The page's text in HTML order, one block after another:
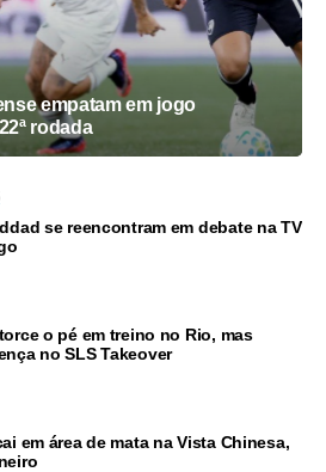
empatam em jogo
rodada
se reencontram em debate na TV
o pé em treino no Rio, mas
no SLS Takeover
em área de mata na Vista Chinesa,